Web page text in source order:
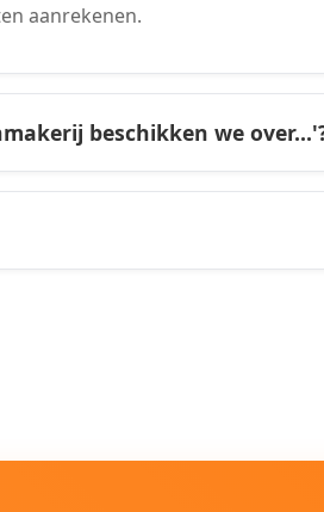
aanrekenen.
beschikken we